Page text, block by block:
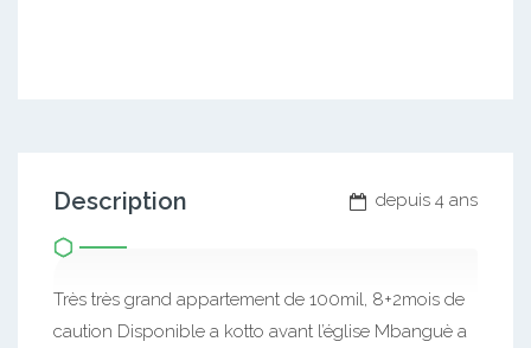
depuis 4 ans
Description
Très très grand appartement de 100mil, 8+2mois de
caution Disponible a kotto avant l’église Mbanguè a